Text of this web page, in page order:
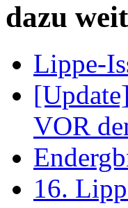
dazu
Lippe-
VOR
16.